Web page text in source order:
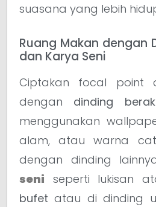
suasana yang lebih
Ruang Makan dengan
dan Karya Seni
Ciptakan focal point
dengan dinding
menggunakan
alam, atau warna
dengan dinding
seni seperti lukisan
bufet atau di dinding